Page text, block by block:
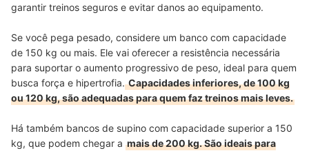
garantir treinos seguros e evitar danos ao equipamento.
Se você pega pesado, considere um banco com capacidade
de 150 kg ou mais. Ele vai oferecer a resistência necessária
para suportar o aumento progressivo de peso, ideal para quem
busca força e hipertrofia.Capacidades inferiores, de 100 kg
ou 120 kg, são adequadas para quem faz treinos mais leves.
Há também bancos de supino com capacidade superior a 150
kg, que podem chegar a mais de 200 kg. São ideais para